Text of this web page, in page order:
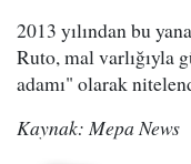
2013 yılından bu
Ruto, mal varlığıyla
adamı" olarak
Kaynak: Mepa News